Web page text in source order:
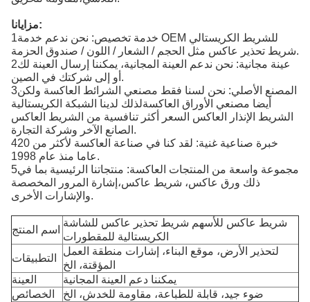
مزايانا:
1خدمة تخصيص: نحن ندعم خدمة OEM للشريط الكريستالي
شريط تحذير عاكس مثل الحجم / الشعار / اللون / صندوق الحزمة.
2عينة مجانية: نحن ندعم العينة المجانية، يمكننا إرسال العينة لك
أو إلى شركتك في الصين.
3المصنع الأصلي: نحن لسنا فقط مصنعي الشرائط العاكسة ولكن
أيضا مصنعي الأوراق العاكسةلذلك لدينا الشبكة الكريستالية
الشريط الإنذار العاكس السعر أكثر تنافسية من الشريط العاكس
الصانع الآخر وشركة التجارة.
4خبرة صناعية غنية: لقد كنا في صناعة العاكسة لأكثر من 20
عاما منذ عام 1998.
5مجموعة واسعة من المنتجات العاكسة: منتجاتنا الرئيسية بما في
ذلك ورق عاكس، شريط عاكس،إشارة المرور المخصصة
والإشارات الأخرى.
اسم المنتج
شريط عاكس للأسهم شريط تحذير عاكس للشاشة
الكريستالية للمقطورات
التطبيقات
لتحذير الأرض، موقع البناء، إشارات منطقة العمل
المؤقتة، الخ
العينة
يمكننا دعم العينة المجانية
الخصائص
ضوء جيد، قابلة للطباعة، مقاومة للخدش، الخ